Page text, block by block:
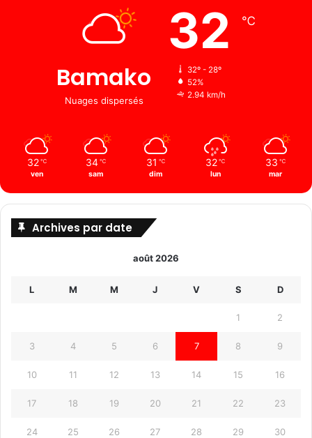
Bamako
Nuages ​​dispersés
32 ℃
32º - 28º
52%
2.94 km/h
32 ℃
ven
34 ℃
sam
31 ℃
dim
32 ℃
lun
33 ℃
mar
Archives par date
août 2026
L M M J V S D
1 2
3 4 5 6 7 8 9
10 11 12 13 14 15 16
17 18 19 20 21 22 23
24 25 26 27 28 29 30